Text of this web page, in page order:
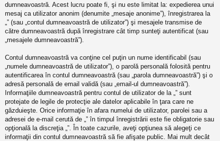
dumneavoastră. Acest lucru poate fi, şi nu este limitat la: expedierea unui
mesaj ca utilizator anonim (denumite „mesaje anonime”), înregistrarea la
„” (sau „contul dumneavoastră de utilizator”) şi mesajele transmise de
către dumneavoastră după înregistrare cât timp sunteţi autentificat (sau
„mesajele dumneavoastră”).
Contul dumneavoastră va conţine cel puţin un nume identificabil (sau
„numele dumneavoastră de utilizator”), o parolă personală folosită pentru
autentificarea în contul dumneavoastră (sau „parola dumneavoastră”) şi o
adresă personală de email validă (sau „email-ul dumneavoastră”).
Informaţiile dumneavoastră pentru contul de utilizator de la „” sunt
protejate de legile de protecţie ale datelor aplicabile în ţara care ne
găzduieşte. Orice informaţie în afara numelui de utilizator, parolei sau a
adresei de e-mail cerută de „” în timpul înregistrării este fie obligatorie sau
opţională la discreţia „”. În toate cazurile, aveţi opţiunea să alegeţi ce
informaţii din contul dumneavoastră să fie afişate public. Mai mult decât